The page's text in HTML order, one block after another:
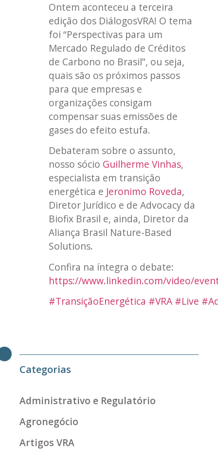
Ontem aconteceu a terceira
edição dos DiálogosVRA! O tema
foi “Perspectivas para um
Mercado Regulado de Créditos
de Carbono no Brasil”, ou seja,
quais são os próximos passos
para que empresas e
organizações consigam
compensar suas emissões de
gases do efeito estufa.
Debateram sobre o assunto,
nosso sócio Guilherme Vinhas,
especialista em transição
energética e Jeronimo Roveda,
Diretor Jurídico e de Advocacy da
Biofix Brasil e, ainda, Diretor da
Aliança Brasil Nature-Based
Solutions.
Confira na íntegra o debate:
https://www.linkedin.com/video/
#TransiçãoEnergética #VRA #Live
Categorias
Administrativo e Regulatório
Agronegócio
Artigos VRA